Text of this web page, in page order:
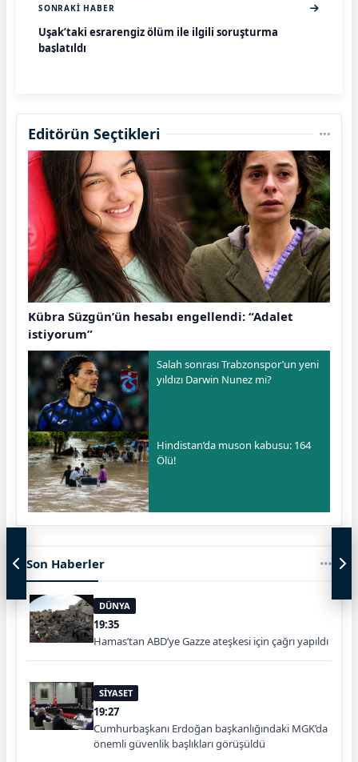
SONRAKI HABER
Uşak’taki esrarengiz ölüm ile ilgili soruşturma
başlatıldı
Editörün Seçtikleri
Kübra Süzgün’ün hesabı engellendi: “Adalet
istiyorum”
Salah sonrası Trabzonspor’un yeni
yıldızı Darwin Nunez mi?
Hindistan’da muson kabusu: 164
Ölü!
Son Haberler
DÜNYA
19:35
Hamas’tan ABD’ye Gazze ateşkesi için çağrı yapıldı
SİYASET
19:27
Cumhurbaşkanı Erdoğan başkanlığındaki MGK’da
önemli güvenlik başlıkları görüşüldü